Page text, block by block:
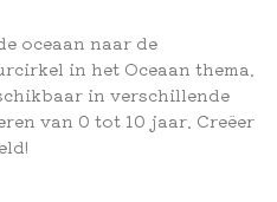
oceaan naar de
in het Oceaan thema.
in verschillende
van 0 tot 10 jaar. Creëer